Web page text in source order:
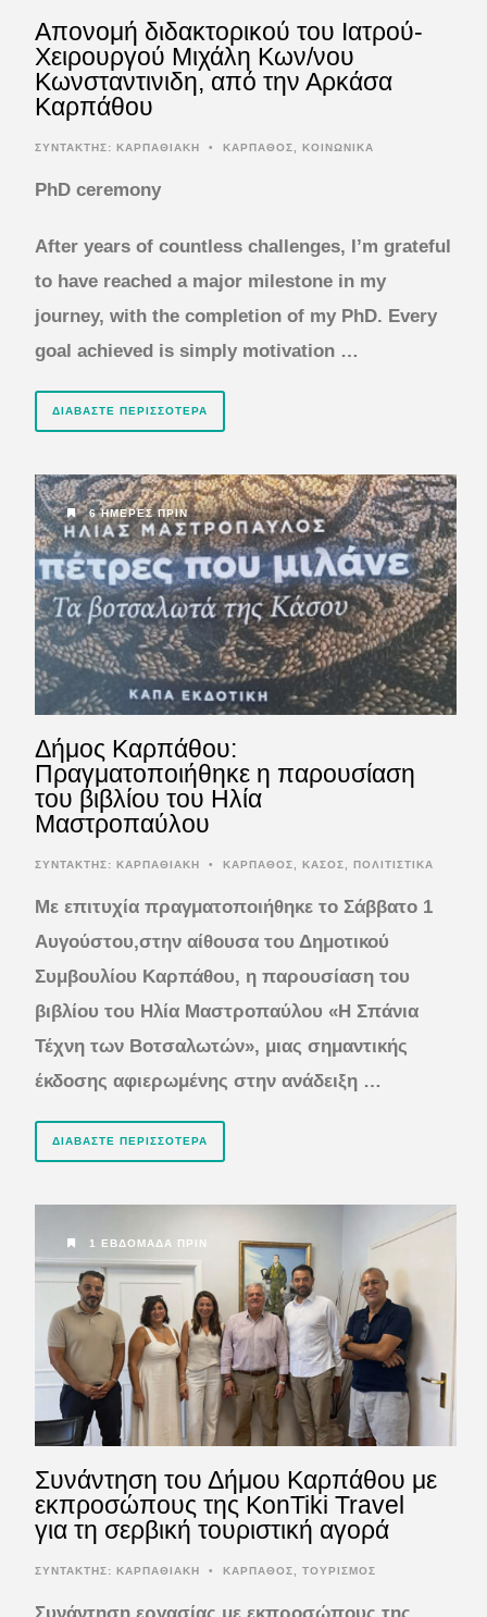
Απονομή διδακτορικού του Ιατρού-
Χειρουργού Μιχάλη Κων/νου
Κωνσταντινιδη, από την Αρκάσα
Καρπάθου
ΣΥΝΤΆΚΤΗΣ: ΚΑΡΠΑΘΙΑΚΗ • ΚΑΡΠΑΘΟΣ ΚΟΙΝΩΝΙΚΑ
PhD ceremony
After years of countless challenges, I’m grateful
to have reached a major milestone in my
journey, with the completion of my PhD. Every
goal achieved is simply motivation …
ΔΙΑΒΆΣΤΕ ΠΕΡΙΣΣΌΤΕΡΑ
6 ΗΜΈΡΕΣ ΠΡΙΝ
Δήμος Καρπάθου:
Πραγματοποιήθηκε η παρουσίαση
του βιβλίου του Ηλία
Μαστροπαύλου
ΣΥΝΤΆΚΤΗΣ: ΚΑΡΠΑΘΙΑΚΗ • ΚΑΡΠΑΘΟΣ, ΚΑΣΟΣ, ΠΟΛΙΤΙΣΤΙΚΑ
Με επιτυχία πραγματοποιήθηκε το Σάββατο 1
Αυγούστου,στην αίθουσα του Δημοτικού
Συμβουλίου Καρπάθου, η παρουσίαση του
βιβλίου του Ηλία Μαστροπαύλου «Η Σπάνια
Τέχνη των Βοτσαλωτών», μιας σημαντικής
έκδοσης αφιερωμένης στην ανάδειξη …
ΔΙΑΒΆΣΤΕ ΠΕΡΙΣΣΌΤΕΡΑ
1 ΕΒΔΟΜΆΔΑ ΠΡΙΝ
Συνάντηση του Δήμου Καρπάθου με
εκπροσώπους της KonTiki Travel
για τη σερβική τουριστική αγορά
ΣΥΝΤΆΚΤΗΣ: ΚΑΡΠΑΘΙΑΚΗ • ΚΑΡΠΑΘΟΣ ΤΟΥΡΙΣΜΟΣ